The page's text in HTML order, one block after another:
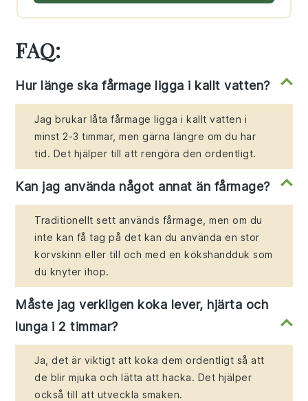
FAQ:
Hur länge ska fårmage ligga i kallt vatten?
Jag brukar låta fårmage ligga i kallt vatten i
minst 2-3 timmar, men gärna längre om du har
tid. Det hjälper till att rengöra den ordentligt.
Kan jag använda något annat än fårmage?
Traditionellt sett används fårmage, men om du
inte kan få tag på det kan du använda en stor
korvskinn eller till och med en kökshandduk som
du knyter ihop.
Måste jag verkligen koka lever, hjärta och
lunga i 2 timmar?
Ja, det är viktigt att koka dem ordentligt så att
de blir mjuka och lätta att hacka. Det hjälper
också till att utveckla smaken.